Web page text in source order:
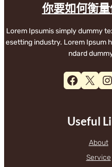
你要如何衡
Lorem Ipsumis simply dummy
esetting industry. Lorem Ipsum
ndard
Facebook X Instagram
Useful
About
Service